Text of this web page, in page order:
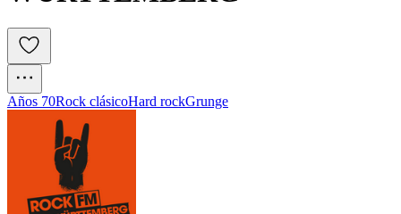
Años 70Rock clásicoHard rockGrunge